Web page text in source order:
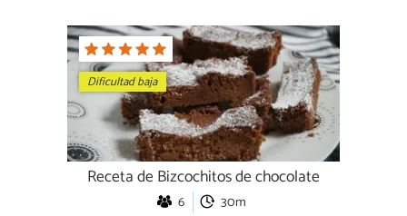
Dificultad baja
Receta de Bizcochitos de chocolate
6 30m